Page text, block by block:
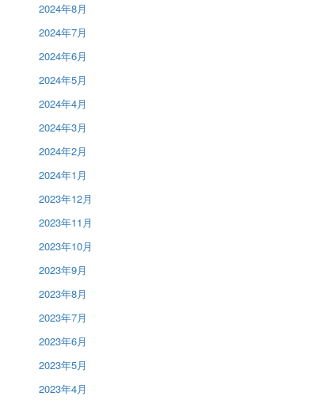
2024年8月
2024年7月
2024年6月
2024年5月
2024年4月
2024年3月
2024年2月
2024年1月
2023年12月
2023年11月
2023年10月
2023年9月
2023年8月
2023年7月
2023年6月
2023年5月
2023年4月